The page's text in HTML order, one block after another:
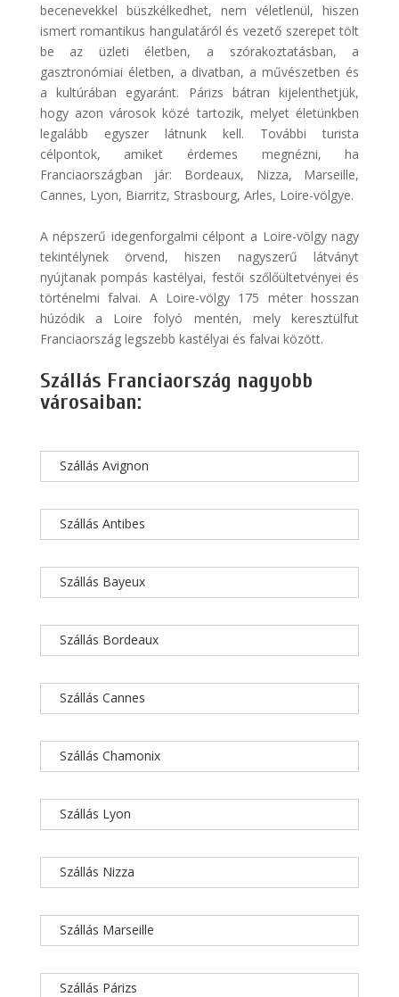
becenevekkel büszkélkedhet, nem véletlenül, hiszen
ismert romantikus hangulatáról és vezető szerepet tölt
be az üzleti életben, a szórakoztatásban, a
gasztronómiai életben, a divatban, a művészetben és
a kultúrában egyaránt. Párizs bátran kijelenthetjük,
hogy azon városok közé tartozik, melyet életünkben
legalább egyszer látnunk kell. További turista
célpontok, amiket érdemes megnézni, ha
Franciaországban jár: Bordeaux, Nizza, Marseille,
Cannes, Lyon, Biarritz, Strasbourg, Arles, Loire-völgye.
A népszerű idegenforgalmi célpont a Loire-völgy nagy
tekintélynek örvend, hiszen nagyszerű látványt
nyújtanak pompás kastélyai, festői szőlőültetvényei és
történelmi falvai. A Loire-völgy 175 méter hosszan
húzódik a Loire folyó mentén, mely keresztülfut
Franciaország legszebb kastélyai és falvai között.
Szállás Franciaország nagyobb
városaiban:
Szállás Avignon
Szállás Antibes
Szállás Bayeux
Szállás Bordeaux
Szállás Cannes
Szállás Chamonix
Szállás Lyon
Szállás Nizza
Szállás Marseille
Szállás Párizs